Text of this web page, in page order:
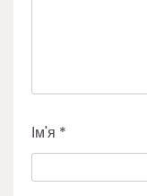
Ім'я *